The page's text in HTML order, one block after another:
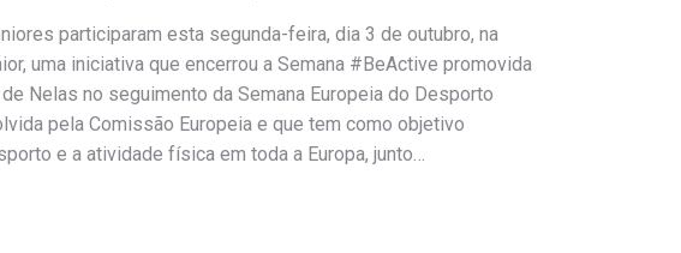
participaram esta segunda-feira, dia 3 de outubro, na
uma iniciativa que encerrou a Semana #BeActive promovida
Nelas no seguimento da Semana Europeia do Desporto
pela Comissão Europeia e que tem como objetivo
e a atividade física em toda a Europa, junto…